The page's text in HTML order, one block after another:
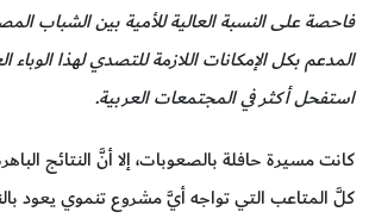
فاحصة على النسبة العالية للأمية بين الشباب
المدعم بكل الإمكانات اللازمة للتصدي لهذا الوباء
استفحل أكثر في المجتمعات العربية.
كانت مسيرة حافلة بالصعوبات، إلا أنَّ النتائج
كلَّ المتاعب التي تواجه أيَّ مشروع تنموي يعود